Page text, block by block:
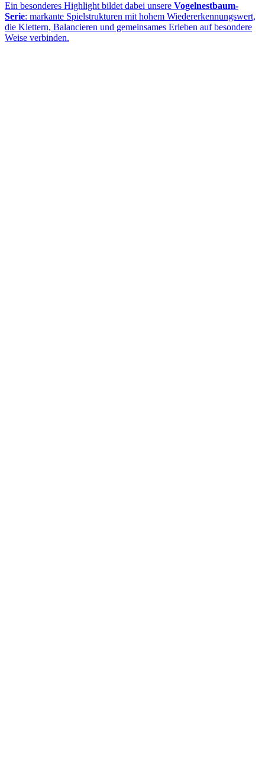
Ein besonderes Highlight bildet dabei unsere Vogelnestbaum-
Serie: markante Spielstrukturen mit hohem Wiedererkennungswert,
die Klettern, Balancieren und gemeinsames Erleben auf besondere
Weise verbinden.